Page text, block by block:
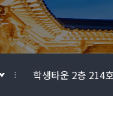
학생타운 2층 214